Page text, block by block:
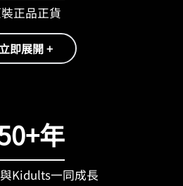
正品正貨
立即展開 +
年
Kidults一同成長